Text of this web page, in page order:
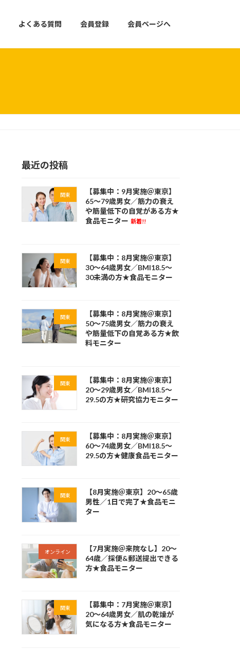
よくある質問 会員登録 会員ページへ
最近の投稿
関東
【募集中：9月実施＠東京】
65～79歳男女／筋力の衰え
や筋量低下の自覚がある方★
食品モニター 新着!!
関東
【募集中：8月実施＠東京】
30～64歳男女／BMI18.5～
30未満の方★食品モニター
関東
【募集中：8月実施＠東京】
50～75歳男女／筋力の衰え
や筋量低下の自覚ある方★飲
料モニター
関東
【募集中：8月実施＠東京】
20～29歳男女／BMI18.5～
29.5の方★研究協力モニター
関東
【募集中：8月実施＠東京】
60～74歳男女／BMI18.5～
29.5の方★健康食品モニター
関東
【8月実施＠東京】20～65歳
男性／1日で完了★食品モニ
ター
オンライン
【7月実施＠来院なし】20～
64歳／採便&郵送提出できる
方★食品モニター
関東
【募集中：7月実施＠東京】
20～64歳男女／肌の乾燥が
気になる方★食品モニター